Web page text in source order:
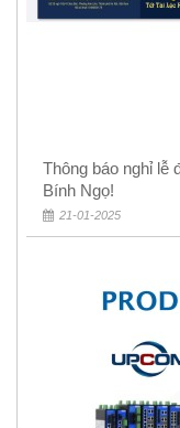
Thông báo nghỉ lễ
Bính Ngọ!
21-01-2025